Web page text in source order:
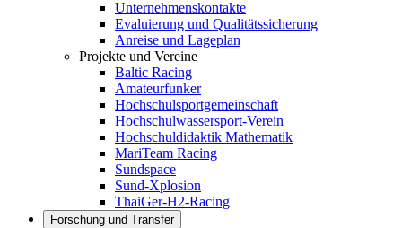
Unternehmenskontakte
Evaluierung und Qualitätssicherung
Anreise und Lageplan
Projekte und Vereine
Baltic Racing
Amateurfunker
Hochschulsportgemeinschaft
Hochschulwassersport-Verein
Hochschuldidaktik Mathematik
MariTeam Racing
Sundspace
Sund-Xplosion
ThaiGer-H2-Racing
Forschung und Transfer